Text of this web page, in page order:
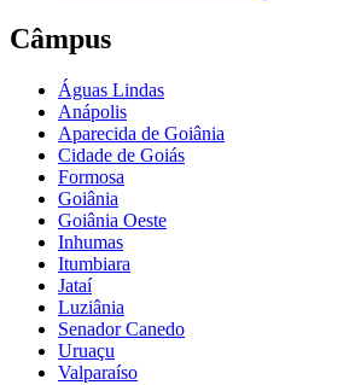
Câmpus
Águas Lindas
Anápolis
Aparecida de Goiânia
Cidade de Goiás
Formosa
Goiânia
Goiânia Oeste
Inhumas
Itumbiara
Jataí
Luziânia
Senador Canedo
Uruaçu
Valparaíso